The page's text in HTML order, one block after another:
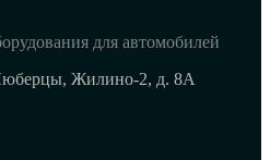
для автомобилей
Жилино-2, д. 8A